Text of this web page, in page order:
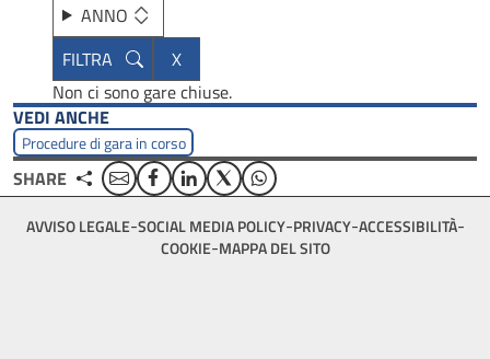
ANNO
Non ci sono gare chiuse.
VEDI ANCHE
Procedure di gara in corso
SHARE EmailFacebookLinkedinTwitterWhatsApp
Footer
bottom
AVVISO LEGALE SOCIAL MEDIA POLICY PRIVACY ACCESSIBILITÀ
COOKIE MAPPA DEL SITO